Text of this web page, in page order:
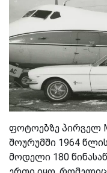
ფოტოებზე პირველ
შოურუმში 1964
მოდელი 180